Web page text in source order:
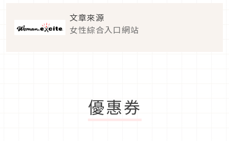
文章來源
女性綜合入口網站
優惠券